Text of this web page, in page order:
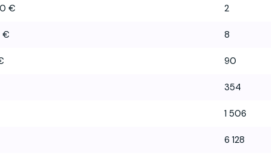
€ 2
€ 8
90
354
1 506
6 128